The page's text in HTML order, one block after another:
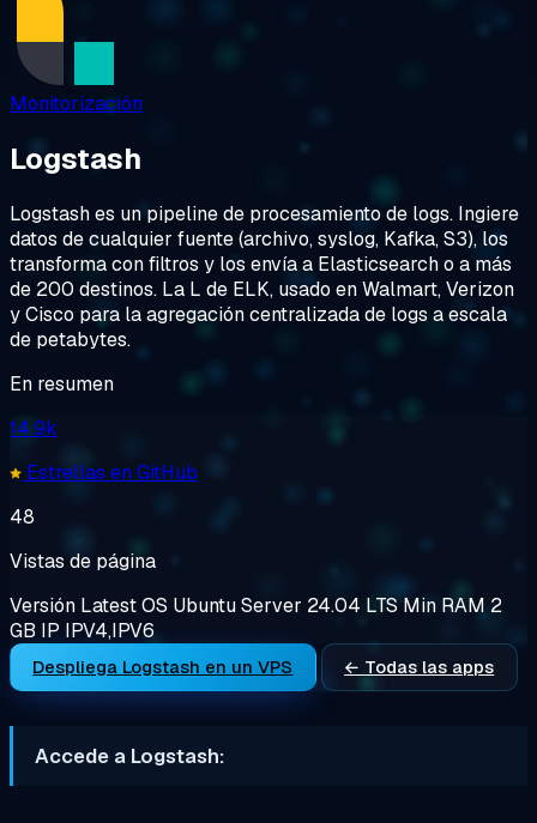
Monitorización
Logstash
Logstash es un pipeline de procesamiento de logs. Ingiere
datos de cualquier fuente (archivo, syslog, Kafka, S3), los
transforma con filtros y los envía a Elasticsearch o a más
de 200 destinos. La L de ELK, usado en Walmart, Verizon
y Cisco para la agregación centralizada de logs a escala
de petabytes.
En resumen
14.9k
Estrellas en GitHub
48
Vistas de página
Versión LatestOS Ubuntu Server 24.04 LTSMin RAM 2
GB IP IPV4,IPV6
Despliega Logstash en un VPS ← Todas las apps
Accede a Logstash: